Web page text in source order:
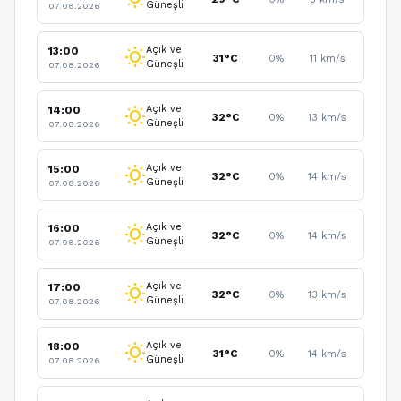
07.08.2026
Güneşli
13:00
07.08.2026 wb_sunnyAçık ve
Güneşli
31°C 0% 11 km/s
14:00
07.08.2026 wb_sunnyAçık ve
Güneşli
32°C 0% 13 km/s
15:00
07.08.2026 wb_sunnyAçık ve
Güneşli
32°C 0% 14 km/s
16:00
07.08.2026 wb_sunnyAçık ve
Güneşli
32°C 0% 14 km/s
17:00
07.08.2026 wb_sunnyAçık ve
Güneşli
32°C 0% 13 km/s
18:00
07.08.2026 wb_sunnyAçık ve
Güneşli
31°C 0% 14 km/s